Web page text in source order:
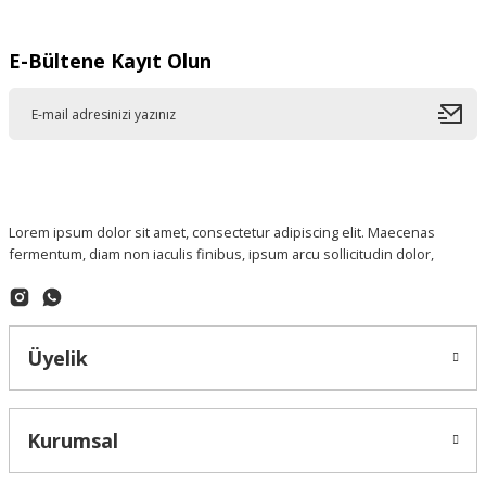
E-Bültene Kayıt Olun
Lorem ipsum dolor sit amet, consectetur adipiscing elit. Maecenas
fermentum, diam non iaculis finibus, ipsum arcu sollicitudin dolor,
Üyelik
Kurumsal